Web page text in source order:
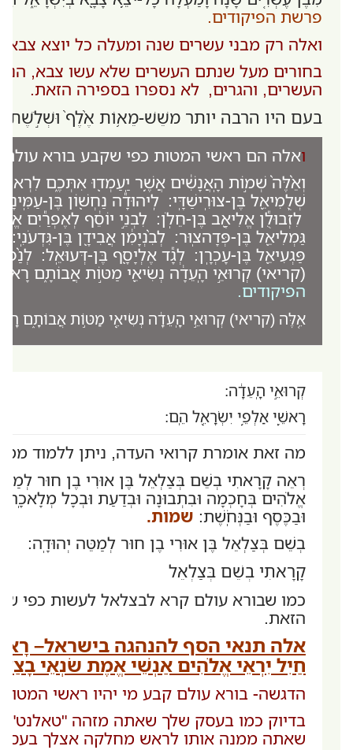
פרשת הפיקודים.
ואלה רק מבני עשרים שנה ומעלה כל יוצא צבא.
בחורים מעל שנתם העשרים שלא עשו צבא,
העשרים, והגרים, לא נספרו בספירה הזאת.
בעם היו הרבה יותר משֵׁשׁ-מֵא֥וֹת אֶ֨לֶף֙ וּשְׁלֹ֣שֶׁת
ואלה הם ראשי המטות כפי שקבע בורא עולם
וְאֵ֨לֶּה֙ שְׁמ֣וֹת הָֽאֲנָשִׁ֔ים אֲשֶׁ֥ר יַֽעַמְד֖וּ אִתְּכֶ֑ם
שְׁלֻֽמִיאֵ֖ל בֶּן-צוּרִֽישַׁדָּֽי: לִֽיהוּדָ֕ה נַחְשׁ֖וֹן בֶּן-
לִזְבוּלֻ֕ן אֱלִיאָ֖ב בֶּן-חֵלֹֽן: לִבְנֵ֣י יוֹסֵ֔ף לְאֶפְרַ֕יִם
גַּמְלִיאֵ֖ל בֶּן-פְּדָהצֽוּר: לְבִ֨נְיָמִ֔ן אֲבִידָ֖ן בֶּן-
פַּגְעִיאֵ֖ל בֶּן-עָכְרָֽן: לְגָ֕ד אֶלְיָסָ֖ף בֶּן-דְּעוּאֵֽל:
(קריאי) קְרוּאֵ֣י הָֽעֵדָ֔ה נְשִׂיאֵ֖י מַטּ֣וֹת אֲבוֹתָ֑ם
הפיקודים.
אֵ֚לֶּה (קריאי) קְרוּאֵ֣י הָֽעֵדָ֔ה נְשִׂיאֵ֖י מַטּ֣וֹת אֲבוֹתָ֑ם
קְרוּאֵ֣י הָֽעֵדָ֔ה:
רָאשֵׁ֛י אַלְפֵ֥י יִשְׂרָאֵ֖ל הֵֽם:
מה זאת אומרת קרואי העדה, ניתן ללמוד
רְאֵה קָרָאתִי בְשֵׁם בְּצַלְאֵל בֶּן אוּרִי בֶן חוּר
אֱלֹהִים בְּחָכְמָה וּבִתְבוּנָה וּבְדַעַת וּבְכָל
וּבַכֶּסֶף וּבַנְּחֹֽשֶׁת: שמות.
בְשֵׁם בְּצַלְאֵל בֶּן אוּרִי בֶן חוּר לְמַטֵּה יְהוּדָֽה:
קָרָאתִי בְשֵׁם בְּצַלְאֵל
כמו שבורא עולם קרא לבצלאל לעשות כפי
הזאת.
אלה תנאי הסף להנהגה בישראל–
חַיִל יִרְאֵי אֱלֹהִים אַנְשֵׁי אֱמֶת שׂנְאֵי
הדגשה- בורא עולם קבע מי יהיו ראשי
בדיוק כמו בעסק שלך שאתה מזהה "טאלנט"
שאתה ממנה אותו לראש מחלקה אצלך